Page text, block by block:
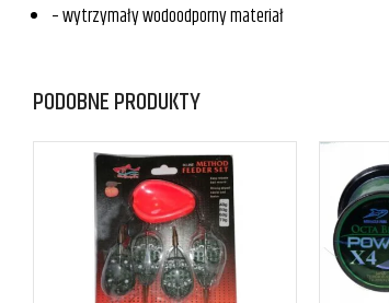
– wytrzymały wodoodporny materiał
PODOBNE PRODUKTY